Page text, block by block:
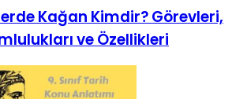
Kağan Kimdir? Görevleri,
ve Özellikleri